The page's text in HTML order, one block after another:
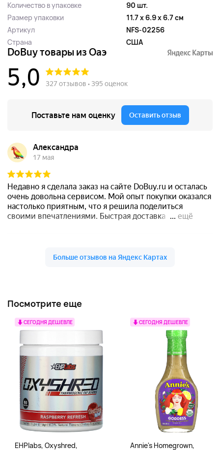
Количество в упаковке
90 шт.
Размер упаковки
11.7 x 6.9 x 6.7 см
Артикул
NFS-02256
Страна
США
Посмотрите еще
СЕГОДНЯ ДЕШЕВЛЕ
EHPlabs, Oxyshred,
СЕГОДНЯ ДЕШЕВЛЕ
Annie's Homegrown,